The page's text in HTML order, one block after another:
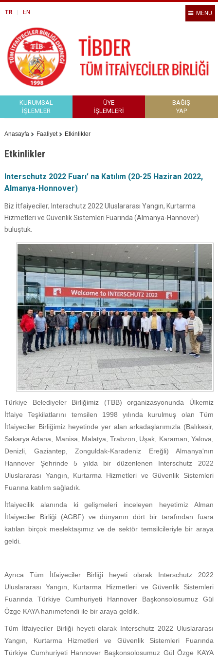
TR EN MENÜ
KURUMSAL
İŞLEMLER
ÜYE
İŞLEMLERİ
BAĞIŞ
YAP
Etkinlikler
Faaliyet
Anasayfa
Etkinlikler
Interschutz 2022 Fuarı’ na Katılım (20-25 Haziran 2022,
Almanya-Honnover)
Biz İtfaiyeciler; Interschutz 2022 Uluslararası Yangın, Kurtarma
Hizmetleri ve Güvenlik Sistemleri Fuarında (Almanya-Hannover)
buluştuk.
Türkiye Belediyeler Birliğimiz (TBB) organizasyonunda Ülkemiz
İtfaiye Teşkilatlarını temsilen 1998 yılında kurulmuş olan Tüm
İtfaiyeciler Birliğimiz heyetinde yer alan arkadaşlarımızla (Balıkesir,
Sakarya Adana, Manisa, Malatya, Trabzon, Uşak, Karaman, Yalova,
Denizli, Gaziantep, Zonguldak-Karadeniz Ereğli) Almanya'nın
Hannover Şehrinde 5 yılda bir düzenlenen Interschutz 2022
Uluslararası Yangın, Kurtarma Hizmetleri ve Güvenlik Sistemleri
Fuarına katılım sağladık.
İtfaiyecilik alanında ki gelişmeleri inceleyen heyetimiz Alman
İtfaiyeciler Birliği (AGBF) ve dünyanın dört bir tarafından fuara
katılan birçok meslektaşımız ve de sektör temsilcileriyle bir araya
geldi.
Ayrıca Tüm İtfaiyeciler Birliği heyeti olarak Interschutz 2022
Uluslararası Yangın, Kurtarma Hizmetleri ve Güvenlik Sistemleri
Fuarında Türkiye Cumhuriyeti Hannover Başkonsolosumuz Gül
Özge KAYA hanımefendi ile bir araya geldik.
Tüm İtfaiyeciler Birliği heyeti olarak Interschutz 2022 Uluslararası
Yangın, Kurtarma Hizmetleri ve Güvenlik Sistemleri Fuarında
Türkiye Cumhuriyeti Hannover Başkonsolosumuz Gül Özge KAYA